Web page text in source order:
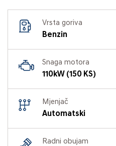
Vrsta goriva
Benzin
Snaga motora
110kW (150 KS)
Mjenjač
Automatski
Radni obujam